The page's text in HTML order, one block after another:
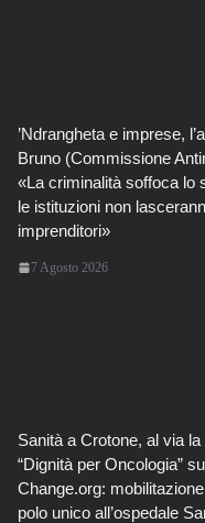
’Ndrangheta e imprese,
Bruno (Commissione
«La criminalità soffoca lo
le istituzioni non
imprenditori»
7 Agosto 2026
Sanità a Crotone, al via
“Dignità per Oncologia” su
Change.org:
polo unico all’ospedale